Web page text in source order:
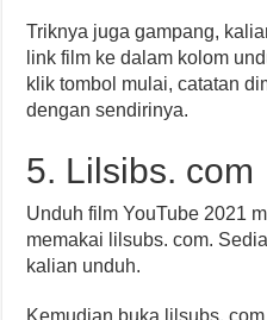
Triknya juga gampang,
link film ke dalam kolom
klik tombol mulai, catatan
dengan sendirinya.
5. Lilsibs. com
Unduh film YouTube 2021
memakai lilsubs. com.
kalian unduh.
Kemudian buka lilsubs.